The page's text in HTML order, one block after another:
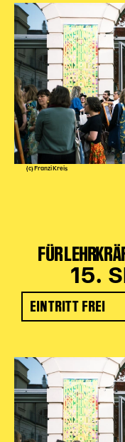
(c) Franzi Kreis
FÜR
15.
EINTRITT FREI